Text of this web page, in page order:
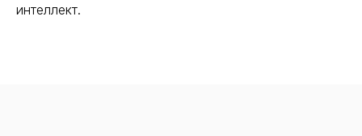
интеллект.